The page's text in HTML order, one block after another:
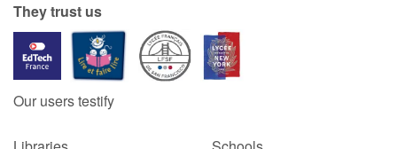
They trust us
Our users testify